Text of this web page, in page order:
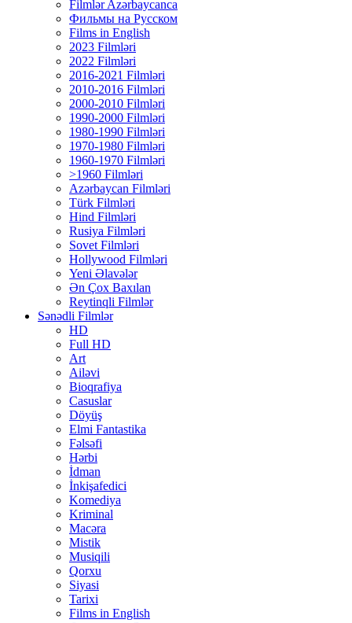
Filmlər Azərbaycanca
Фильмы на Русском
Films in English
2023 Filmləri
2022 Filmləri
2016-2021 Filmləri
2010-2016 Filmləri
2000-2010 Filmləri
1990-2000 Filmləri
1980-1990 Filmləri
1970-1980 Filmləri
1960-1970 Filmləri
>1960 Filmləri
Azərbaycan Filmləri
Türk Filmləri
Hind Filmləri
Rusiya Filmləri
Sovet Filmləri
Hollywood Filmləri
Yeni Əlavələr
Ən Çox Baxılan
Reytinqli Filmlər
Sənədli Filmlər
HD
Full HD
Art
Ailəvi
Bioqrafiya
Casuslar
Döyüş
Elmi Fantastika
Fəlsəfi
Hərbi
İdman
İnkişafedici
Komediya
Kriminal
Macəra
Mistik
Musiqili
Qorxu
Siyasi
Tarixi
Films in English